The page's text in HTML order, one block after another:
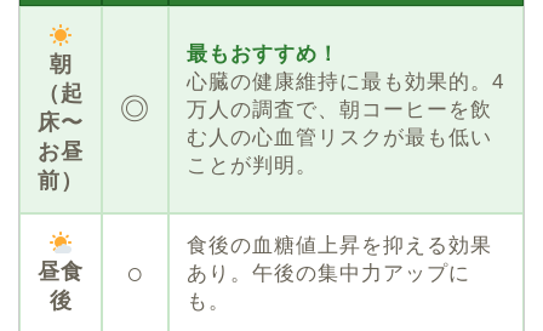
朝
（起
床〜
お昼
前）
◎
最もおすすめ！
心臓の健康維持に最も効果的。4
万人の調査で、朝コーヒーを飲
む人の心血管リスクが最も低い
ことが判明。
昼食
後
○
食後の血糖値上昇を抑える効果
あり。午後の集中力アップに
も。